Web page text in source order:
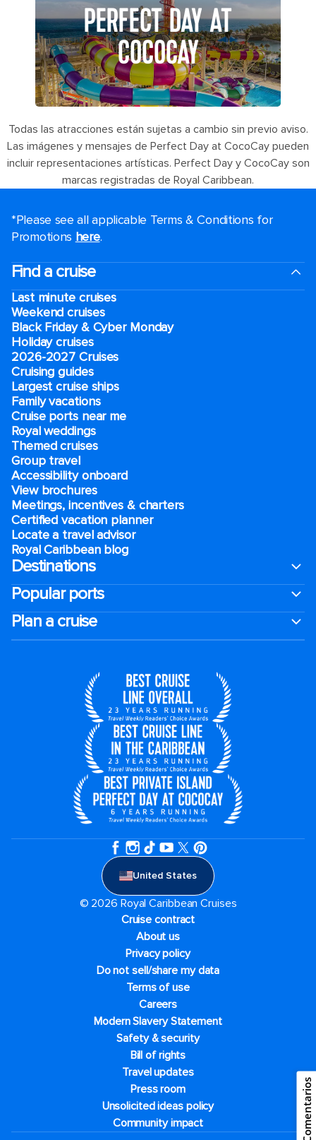
PERFECT DAY AT
COCOCAY
Todas las atracciones están sujetas a cambio sin previo aviso.
Las imágenes y mensajes de Perfect Day at CocoCay pueden
incluir representaciones artísticas. Perfect Day y CocoCay son
marcas registradas de Royal Caribbean.
*Please see all applicable Terms & Conditions for
Promotions here.
Find a cruise
Last minute cruises
Weekend cruises
Black Friday & Cyber Monday
Holiday cruises
2026-2027 Cruises
Cruising guides
Largest cruise ships
Family vacations
Cruise ports near me
Royal weddings
Themed cruises
Group travel
Accessibility onboard
View brochures
Meetings, incentives & charters​
Certified vacation planner
Locate a travel advisor
Royal Caribbean blog
Destinations
Popular ports
Plan a cruise
United States
© 2026 Royal Caribbean Cruises
Cruise contract
About us
Privacy policy
Do not sell/share my data
Terms of use
Careers
Modern Slavery Statement
Safety & security
Bill of rights
Travel updates
Press room
Unsolicited ideas policy
Community impact
Comentarios